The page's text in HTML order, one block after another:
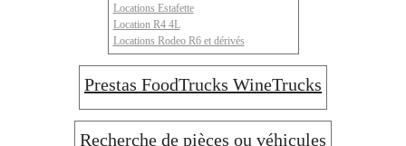
Locations Estafette
Location R4 4L
Locations Rodeo R6 et dérivés
Prestas FoodTrucks WineTrucks
Recherche de pièces ou véhicules